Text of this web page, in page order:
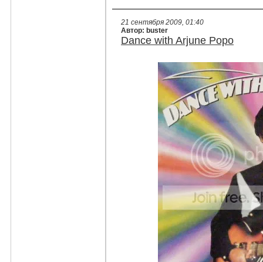
21 сентября 2009, 01:40
Автор: buster
Dance with Arjune Popo